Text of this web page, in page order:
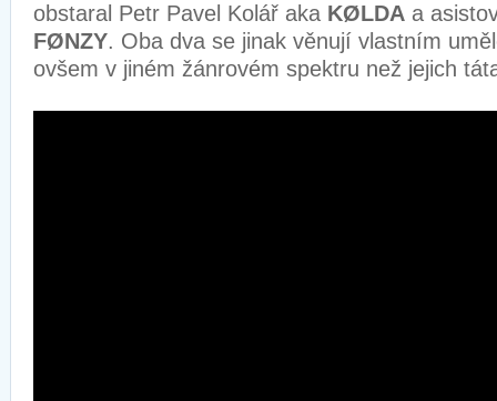
obstaral Petr Pavel Kolář aka KØLDA a
FØNZY. Oba dva se jinak věnují vlastním
ovšem v jiném žánrovém spektru než jejich